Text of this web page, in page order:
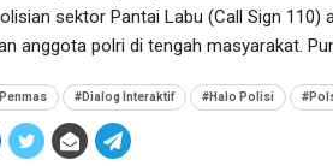
sektor Pantai Labu (Call Sign
anggota polri di tengah masyarakat.
#Dialog Interaktif #Halo Polisi